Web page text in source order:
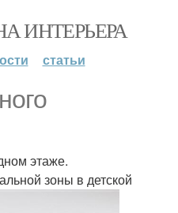
ИНТЕРЬЕРА
статьи
этаже.
зоны в детской